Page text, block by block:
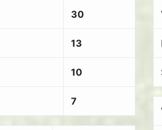
30
13
10
7